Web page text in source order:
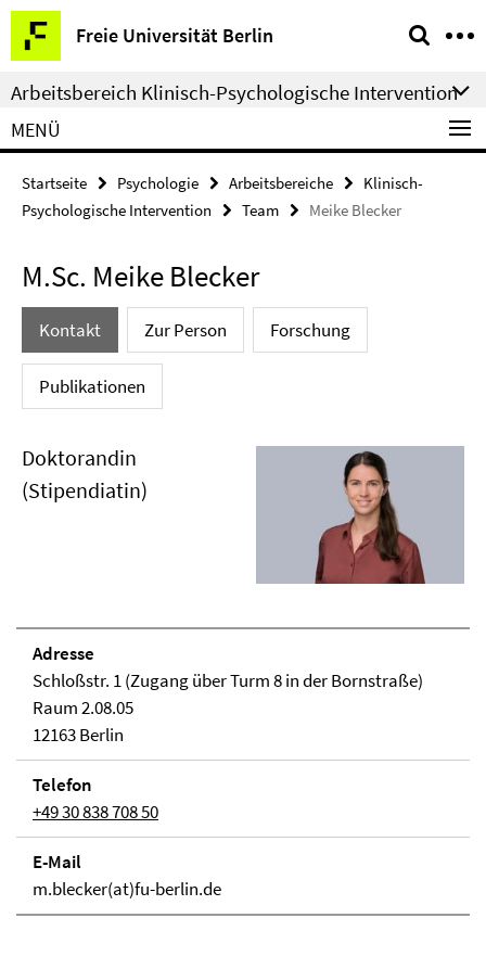
Springe
direkt
zu
Inhalt
Freie Universität Berlin
Service-
Navigation
Arbeitsbereich Klinisch-Psychologische Intervention
MENÜ
Startseite Psychologie Arbeitsbereiche
Klinisch-
Psychologische Intervention
Team Meike Blecker
M.Sc. Meike Blecker
Kontakt Zur Person Forschung
Publikationen
Doktorandin
(Stipendiatin)
Adresse
Schloßstr. 1 (Zugang über Turm 8 in der Bornstraße)
Raum 2.08.05
12163 Berlin
Telefon
+49 30 838 708 50
E-Mail
m.blecker(at)fu-berlin.de